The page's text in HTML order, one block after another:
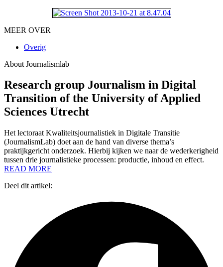
MEER OVER
Overig
About Journalismlab
Research group Journalism in Digital
Transition of the University of Applied
Sciences Utrecht
Het lectoraat Kwaliteitsjournalistiek in Digitale Transitie
(JournalismLab) doet aan de hand van diverse thema’s
praktijkgericht onderzoek. Hierbij kijken we naar de wederkerigheid
tussen drie journalistieke processen: productie, inhoud en effect.
READ MORE
Deel dit artikel: